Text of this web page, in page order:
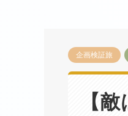
企画検証旅
【